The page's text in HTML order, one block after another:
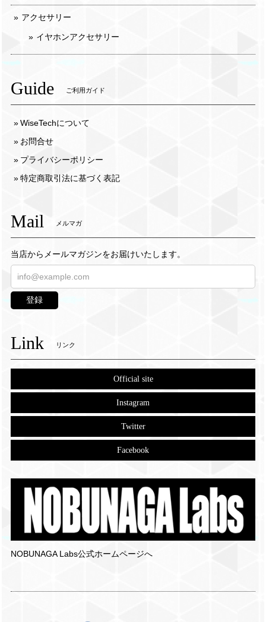
アクセサリー
イヤホンアクセサリー
Guide ご利用ガイド
WiseTechについて
お問合せ
プライバシーポリシー
特定商取引法に基づく表記
Mail メルマガ
当店からメールマガジンをお届けいたします。
登録
Link リンク
Official site
Instagram
Twitter
Facebook
NOBUNAGA Labs公式ホームページへ